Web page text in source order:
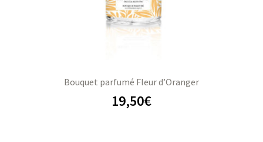
Bouquet parfumé Fleur d’Oranger
19,50€